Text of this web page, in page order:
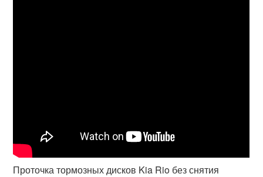
Проточка тормозных дисков Kia Rio без снятия